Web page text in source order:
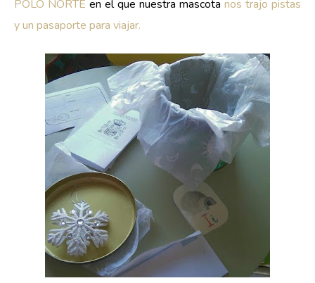
POLO NORTE en el que nuestra mascota nos trajo pistas
y un pasaporte para viajar.